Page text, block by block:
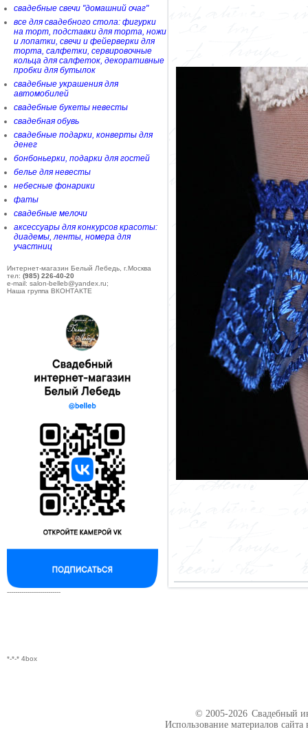
свадебные свечи "домашний очаг"
все для свадебного стола: фигурки
на торт, подставки для торта, ножи
и лопатки, свечи и фейерверки для
торта, салфетки, сервировочные
кольца для салфеток, декоративные
пробки для бутылок
свадебные украшения для
автомобилей
свадебные букеты невесты
свадебная обувь
свадебные подарки, конверты для
денег
бонбоньерки, подарки для гостей
белье для невесты
небесные фонарики
фаты
свадебные мелочи
аксессуары для конкурсов красоты:
диадемы, ленты, номера для
участниц
Интернет-магазин Белый Лебедь, г.Москва
тел: (985) 226-40-20
e-mail: salon-belleb@yandex.ru;
Наша группа ВКОНТАКТЕ
--------------------------
*-*-* 4box
© 2005-2026 Свадебный
Использование материалов